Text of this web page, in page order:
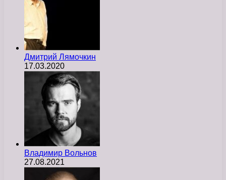
Дмитрий Лямочкин
17.03.2020
Владимир Вольнов
27.08.2021